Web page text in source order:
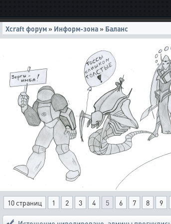
Xcraft форум » Информ-зона » Баланс
10 страниц 1 2 3 4 5 6 7 8 9